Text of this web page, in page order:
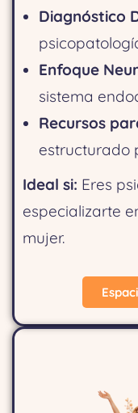
Diagnóstico
Enfoque
sistema
Recursos
estructurado
Ideal si: Eres
especializarte
mujer.